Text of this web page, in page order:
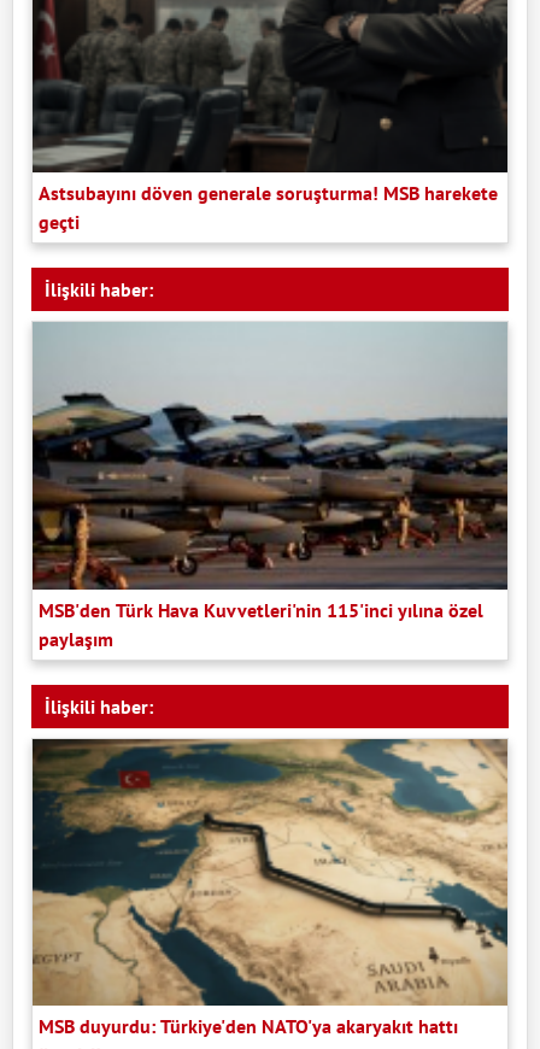
Astsubayını döven generale soruşturma! MSB harekete
geçti
İlişkili haber:
MSB'den Türk Hava Kuvvetleri'nin 115'inci yılına özel
paylaşım
İlişkili haber:
MSB duyurdu: Türkiye'den NATO'ya akaryakıt hattı